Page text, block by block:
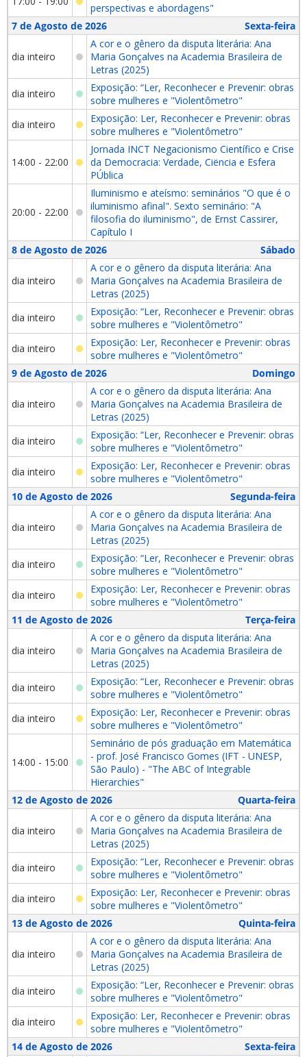
perspectivas e abordagens"
7 de Agosto de 2026
Sexta-feira
dia inteiro
A cor e o gênero da disputa literária: Ana
Maria Gonçalves na Academia Brasileira de
Letras (2025)
dia inteiro
Exposição: “Ler, Reconhecer e Prevenir: obras
sobre mulheres e "Violentômetro"
dia inteiro
Exposição: Ler, Reconhecer e Prevenir: obras
sobre mulheres e "Violentômetro"
14:00 - 22:00
Jornada INCT Negacionismo Científico e Crise
da Democracia: Verdade, Ciëncia e Esfera
PÚblica
20:00 - 22:00
Iluminismo e ateísmo: seminários "O que é o
iluminismo afinal". Sexto seminário: "A
filosofia do iluminismo", de Ernst Cassirer,
Capítulo I
8 de Agosto de 2026
Sábado
dia inteiro
A cor e o gênero da disputa literária: Ana
Maria Gonçalves na Academia Brasileira de
Letras (2025)
dia inteiro
Exposição: “Ler, Reconhecer e Prevenir: obras
sobre mulheres e "Violentômetro"
dia inteiro
Exposição: Ler, Reconhecer e Prevenir: obras
sobre mulheres e "Violentômetro"
9 de Agosto de 2026
Domingo
dia inteiro
A cor e o gênero da disputa literária: Ana
Maria Gonçalves na Academia Brasileira de
Letras (2025)
dia inteiro
Exposição: “Ler, Reconhecer e Prevenir: obras
sobre mulheres e "Violentômetro"
dia inteiro
Exposição: Ler, Reconhecer e Prevenir: obras
sobre mulheres e "Violentômetro"
10 de Agosto de 2026
Segunda-feira
dia inteiro
A cor e o gênero da disputa literária: Ana
Maria Gonçalves na Academia Brasileira de
Letras (2025)
dia inteiro
Exposição: “Ler, Reconhecer e Prevenir: obras
sobre mulheres e "Violentômetro"
dia inteiro
Exposição: Ler, Reconhecer e Prevenir: obras
sobre mulheres e "Violentômetro"
11 de Agosto de 2026
Terça-feira
dia inteiro
A cor e o gênero da disputa literária: Ana
Maria Gonçalves na Academia Brasileira de
Letras (2025)
dia inteiro
Exposição: “Ler, Reconhecer e Prevenir: obras
sobre mulheres e "Violentômetro"
dia inteiro
Exposição: Ler, Reconhecer e Prevenir: obras
sobre mulheres e "Violentômetro"
14:00 - 15:00
Seminário de pós graduação em Matemática
- prof. José Francisco Gomes (IFT - UNESP,
São Paulo) - "The ABC of Integrable
Hierarchies"
12 de Agosto de 2026
Quarta-feira
dia inteiro
A cor e o gênero da disputa literária: Ana
Maria Gonçalves na Academia Brasileira de
Letras (2025)
dia inteiro
Exposição: “Ler, Reconhecer e Prevenir: obras
sobre mulheres e "Violentômetro"
dia inteiro
Exposição: Ler, Reconhecer e Prevenir: obras
sobre mulheres e "Violentômetro"
13 de Agosto de 2026
Quinta-feira
dia inteiro
A cor e o gênero da disputa literária: Ana
Maria Gonçalves na Academia Brasileira de
Letras (2025)
dia inteiro
Exposição: “Ler, Reconhecer e Prevenir: obras
sobre mulheres e "Violentômetro"
dia inteiro
Exposição: Ler, Reconhecer e Prevenir: obras
sobre mulheres e "Violentômetro"
14 de Agosto de 2026
Sexta-feira